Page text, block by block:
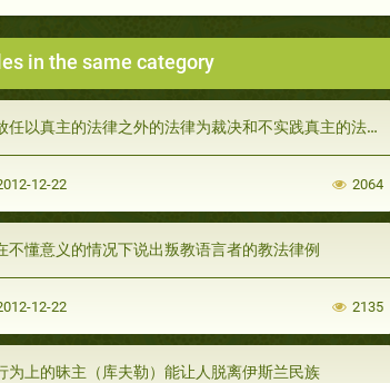
in the same category
任以真主的法律之外的法律为裁决和不实践真主的法律的教法律例
12-22 2064
不懂意义的情况下说出叛教语言者的教法律例
12-22 2135
为上的昧主（库夫勒）能让人脱离伊斯兰民族